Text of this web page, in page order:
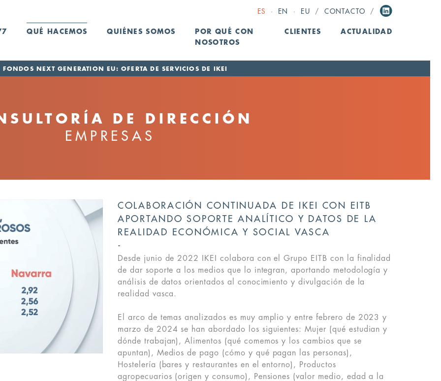
ES · EN · EU / CONTACTO /
QUÉ HACEMOS QUIÉNES SOMOS
POR QUÉ CON
NOSOTROS
CLIENTES ACTUALIDAD
FONDOS NEXT GENERATION EU: OFERTA DE SERVICIOS DE IKEI
DE DIRECCIÓN
EMPRESAS
COLABORACIÓN CONTINUADA DE IKEI CON EITB
APORTANDO SOPORTE ANALÍTICO Y DATOS DE LA
REALIDAD ECONÓMICA Y SOCIAL VASCA
Desde junio de 2022 IKEI colabora con el Grupo EITB con la finalidad
de dar soporte a los medios que lo integran, aportando metodología y
análisis de datos orientados al conocimiento y divulgación de la
realidad vasca.
El arco de temas analizados es muy amplio y entre febrero de 2023 y
marzo de 2024 se han abordado los siguientes: Mujer (qué estudian y
dónde trabajan), Alimentos (qué comemos y los cambios que se
apuntan), Medios de pago (cómo y qué pagan las personas),
Hostelería (bares y restaurantes en el entorno), Productos
agropecuarios (origen y consumo), Pensiones (valor medio, edad a la